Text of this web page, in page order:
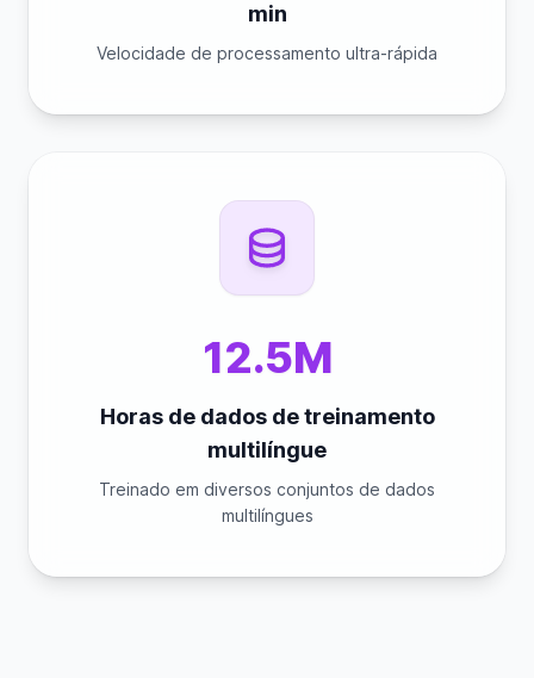
min
Velocidade de processamento ultra-rápida
12.5M
Horas de dados de treinamento
multilíngue
Treinado em diversos conjuntos de dados
multilíngues